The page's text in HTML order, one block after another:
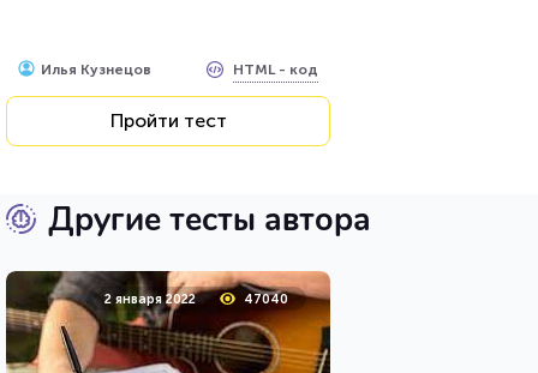
Илья Кузнецов HTML - код
Пройти тест
Другие тесты автора
2 января 2022 47040